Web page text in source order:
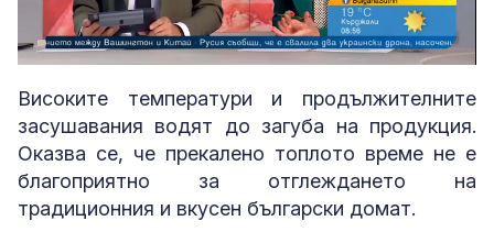
Unmute Loaded:
Високите температури и продължителните
засушавания водят до загуба на продукция.
Оказва се, че прекалено топлото време не е
благоприятно за отглеждането на
традиционния и вкусен български домат.